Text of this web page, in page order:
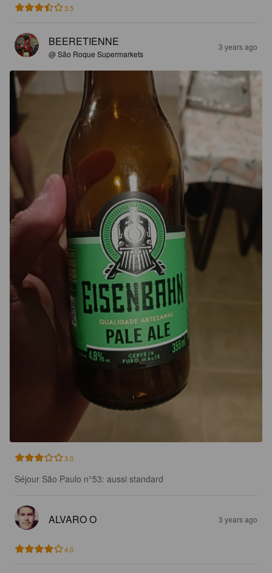
3.5
BEERETIENNE
@ São Roque Supermarkets
3 years ago
3.0
Séjour São Paulo n°53: aussi standard
ALVARO O 3 years ago
4.0